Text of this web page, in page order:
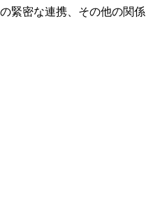
緊密な連携、その他の関係